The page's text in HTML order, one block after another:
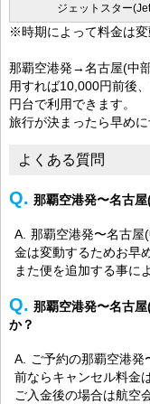
ジェットスター
※時期によって料金は変
那覇空港発→名古屋(中
用すれば10,000円前後
円台で利用できます。
旅行が決まったら早めに
よくある質問
那覇空港発〜名古
那覇空港発〜名古屋
金は変動するためお早
また便を追加する事に
那覇空港発〜名古
か？
ご予約の那覇空港
前ならキャンセル料金
ご入金後の場合は航空